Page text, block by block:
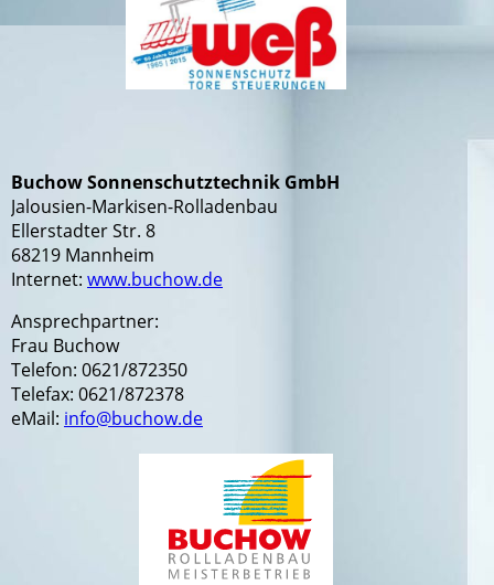
Buchow Sonnenschutztechnik GmbH
Jalousien-Markisen-Rolladenbau
Ellerstadter Str. 8
68219 Mannheim
Internet: www.buchow.de
Ansprechpartner:
Frau Buchow
Telefon: 0621/872350
Telefax: 0621/872378
eMail: info@buchow.de